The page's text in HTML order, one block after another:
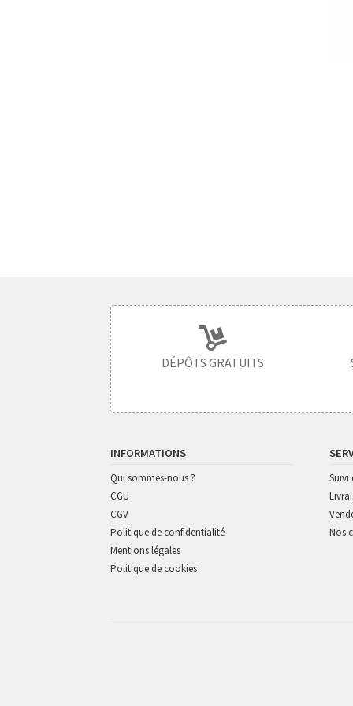
DÉPÔTS GRATUITS
INFORMATIONS
Qui sommes-nous ?
CGU
CGV
Politique de confidentialité
Mentions légales
Politique de cookies
Suivi
Nos